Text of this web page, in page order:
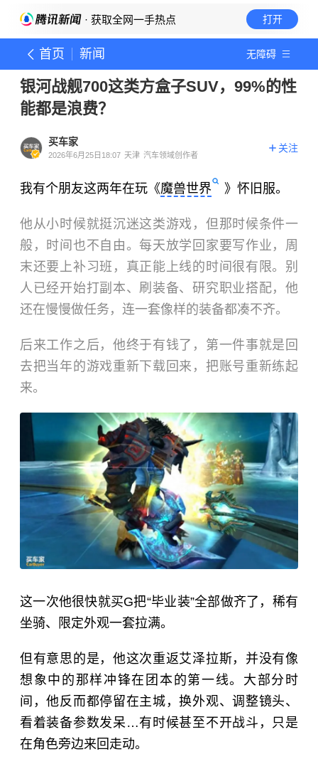
· 获取全网一手热点 打开
首页 新闻 无障碍
银河战舰700这类方盒子SUV，99%的性
能都是浪费？
买车家
2026年6月25日18:07 天津 汽车领域创作者
关注
我有个朋友这两年在玩《魔兽世界 》怀旧服。
他从小时候就挺沉迷这类游戏，但那时候条件一
般，时间也不自由。每天放学回家要写作业，周
末还要上补习班，真正能上线的时间很有限。别
人已经开始打副本、刷装备、研究职业搭配，他
还在慢慢做任务，连一套像样的装备都凑不齐。
后来工作之后，他终于有钱了，第一件事就是回
去把当年的游戏重新下载回来，把账号重新练起
来。
这一次他很快就买G把“毕业装”全部做齐了，稀有
坐骑、限定外观一套拉满。
但有意思的是，他这次重返艾泽拉斯，并没有像
想象中的那样冲锋在团本的第一线。大部分时
间，他反而都停留在主城，换外观、调整镜头、
看着装备参数发呆…有时候甚至不开战斗，只是
在角色旁边来回走动。